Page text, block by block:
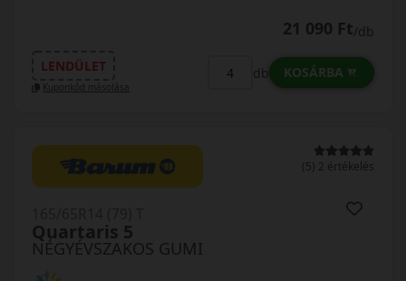
21 090 Ft/db
LENDÜLET
Kuponkód másolása
db KOSÁRBA
(5) 2 értékelés
NÉGYÉVSZAKOS GUMI
Quartaris 5